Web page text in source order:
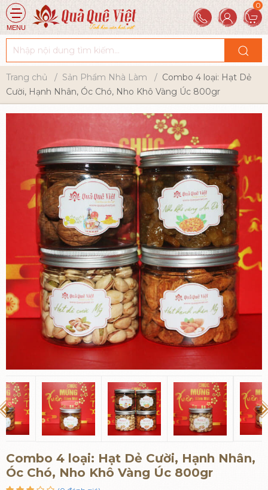
MENU
Trang chủ Sản Phẩm Nhà Làm
Combo 4 loại: Hạt Dẻ
Cười, Hạnh Nhân, Óc Chó, Nho Khô Vàng Úc 800gr
Combo 4 loại: Hạt Dẻ Cười, Hạnh Nhân,
Óc Chó, Nho Khô Vàng Úc 800gr